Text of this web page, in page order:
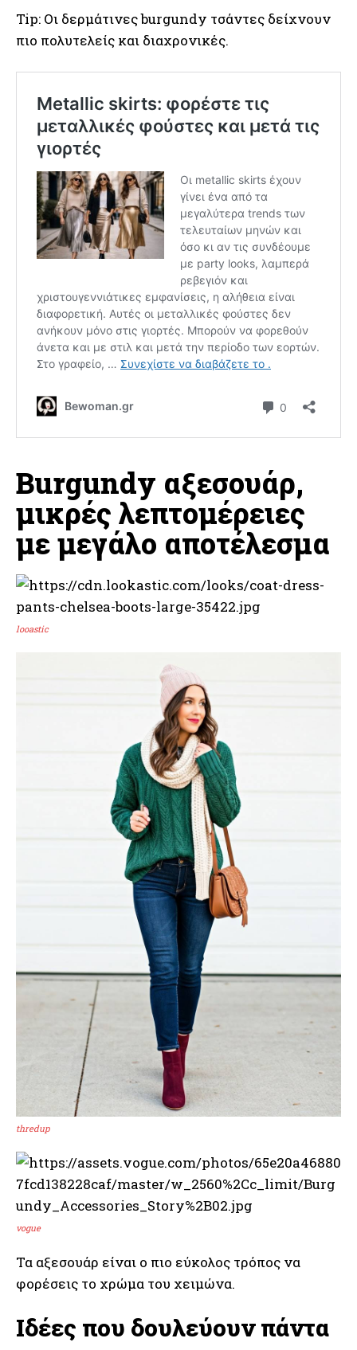
Tip: Οι δερμάτινες burgundy τσάντες δείχνουν
πιο πολυτελείς και διαχρονικές.
Burgundy αξεσουάρ,
μικρές λεπτομέρειες
με μεγάλο αποτέλεσμα
looastic
thredup
vogue
Τα αξεσουάρ είναι ο πιο εύκολος τρόπος να
φορέσεις το χρώμα του χειμώνα.
Ιδέες που δουλεύουν πάντα